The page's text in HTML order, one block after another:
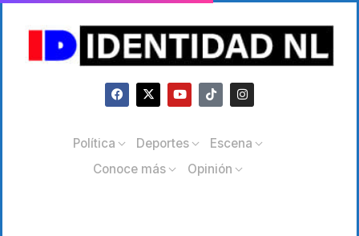
Política Deportes
Escena
Conoce más
Opinión